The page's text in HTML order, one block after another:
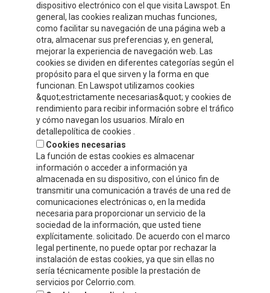
dispositivo electrónico con el que visita Lawspot. En
general, las cookies realizan muchas funciones,
como facilitar su navegación de una página web a
otra, almacenar sus preferencias y, en general,
mejorar la experiencia de navegación web. Las
cookies se dividen en diferentes categorías según el
propósito para el que sirven y la forma en que
funcionan. En Lawspot utilizamos cookies
&quot;estrictamente necesarias&quot; y cookies de
rendimiento para recibir información sobre el tráfico
y cómo navegan los usuarios. Míralo en
detallepolítica de cookies .
Cookies necesarias
La función de estas cookies es almacenar
información o acceder a información ya
almacenada en su dispositivo, con el único fin de
transmitir una comunicación a través de una red de
comunicaciones electrónicas o, en la medida
necesaria para proporcionar un servicio de la
sociedad de la información, que usted tiene
explícitamente. solicitado. De acuerdo con el marco
legal pertinente, no puede optar por rechazar la
instalación de estas cookies, ya que sin ellas no
sería técnicamente posible la prestación de
servicios por Celorrio.com.
INFORMATION DE CONTACT
Compre y Compare S.A.
Polígono Tejerías, zona sur, Calle G
Calahorra, La Rioja
+34 941 132 803
+34 941 132 512
info@celorrio.com
ZONE PRIVÉE
ÉCRIVEZ-NOUS!